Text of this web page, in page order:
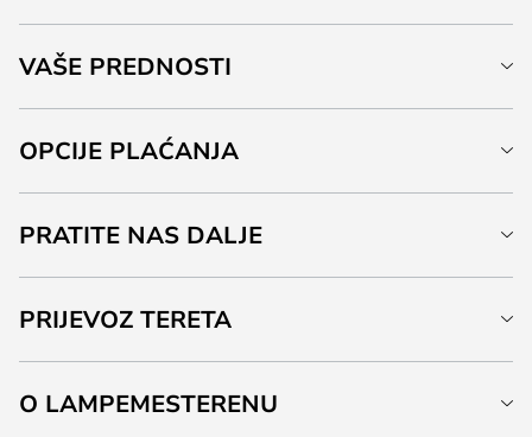
VAŠE PREDNOSTI
OPCIJE PLAĆANJA
PRATITE NAS DALJE
PRIJEVOZ TERETA
O LAMPEMESTERENU